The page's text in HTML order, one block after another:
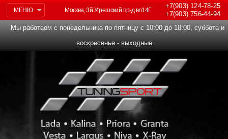
МЕНЮ
+7(903)124-78-25
+7(903)756-44-94
Москва, 3й Угрешский пр-д вл14Г
Мы работаем с понедельника по пятницу с 10:00 до 18:00, суббота и
воскресенье - выходные